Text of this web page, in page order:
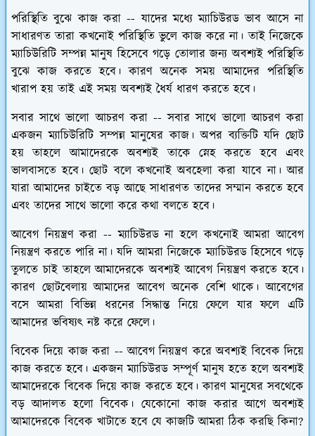
পরিস্থিতি বুঝে কাজ করা -- যাদের মধ্যে ম্যাচিউরড ভাব আসে না
সাধারণত তারা কখনোই পরিস্থিতি ভুলে কাজ করে না। তাই নিজেকে
ম্যাচিউরিটি সম্পন্ন মানুষ হিসেবে গড়ে তোলার জন্য অবশ্যই পরিস্থিতি
বুঝে কাজ করতে হবে। কারণ অনেক সময় আমাদের পরিস্থিতি
খারাপ হয় তাই এই সময় অবশ্যই ধৈর্য ধারণ করতে হবে।
সবার সাথে ভালো আচরণ করা -- সবার সাথে ভালো আচরণ করা
একজন ম্যাচিউরিটি সম্পন্ন মানুষের কাজ। অপর ব্যক্তিটি যদি ছোট
হয় তাহলে আমাদেরকে অবশ্যই তাকে স্নেহ করতে হবে এবং
ভালবাসতে হবে। ছোট বলে কখনোই অবহেলা করা যাবে না। আর
যারা আমাদের চাইতে বড় আছে সাধারণত তাদের সম্মান করতে হবে
এবং তাদের সাথে ভালো করে কথা বলতে হবে।
আবেগ নিয়ন্ত্রণ করা --ম্যাচিউরড না হলে কখনোই আমরা আবেগ
নিয়ন্ত্রণ করতে পারি না। যদি আমরা নিজেকে ম্যাচিউরড হিসেবে গড়ে
তুলতে চাই তাহলে আমাদেরকে অবশ্যই আবেগ নিয়ন্ত্রণ করতে হবে।
কারণ ছোটবেলায় আমাদের আবেগ অনেক বেশি থাকে। আবেগের
বসে আমরা বিভিন্ন ধরনের সিদ্ধান্ত নিয়ে ফেলে যার ফলে এটি
আমাদের ভবিষ্যৎ নষ্ট করে ফেলে।
বিবেক দিয়ে কাজ করা --আবেগ নিয়ন্ত্রণ করে অবশ্যই বিবেক দিয়ে
কাজ করতে হবে। একজন ম্যাচিউরড সম্পূর্ণ মানুষ হতে হলে অবশ্যই
আমাদেরকে বিবেক দিয়ে কাজ করতে হবে। কারণ মানুষের সবথেকে
বড় আদালত হলো বিবেক। যেকোনো কাজ করার আগে অবশ্যই
আমাদেরকে বিবেক খাটাতে হবে যে কাজটি আমরা ঠিক করছি কিনা?